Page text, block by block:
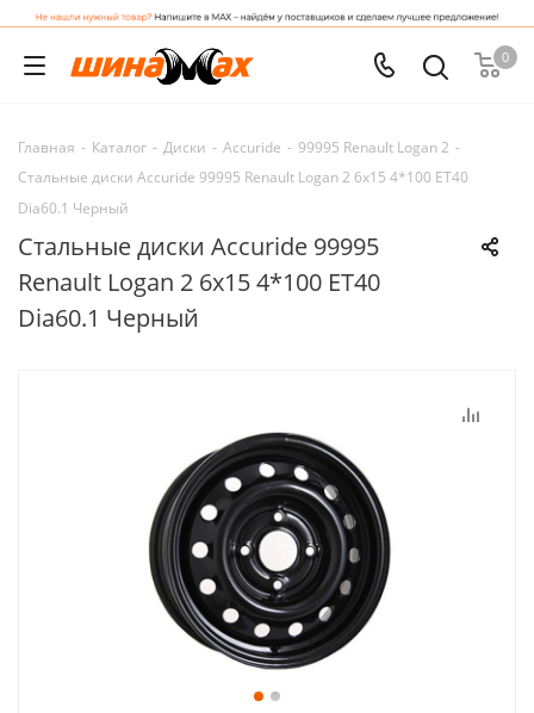
0
Главная - Каталог - Диски - Accuride - 99995 Renault Logan 2 -
Стальные диски Accuride 99995 Renault Logan 2 6x15 4*100 ET40
Dia60.1 Черный
Стальные диски Accuride 99995
Renault Logan 2 6x15 4*100 ET40
Dia60.1 Черный